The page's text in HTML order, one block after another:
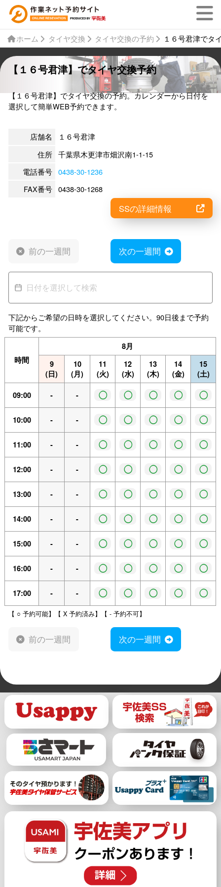
ホーム タイヤ交換 タイヤ交換の予約 １６号君津でタ
【１６号君津】でタイヤ交換予約
【１６号君津】でタイヤ交換の予約。カレンダーから日付を
選択して簡単WEB予約できます。
店舗名
１６号君津
住所 千葉県木更津市畑沢南1-1-15
電話番号 0438-30-1236
FAX番号 0438-30-1268
SSの詳細情報
前の一週間 次の一週間
下記からご希望の日時を選択してください。90日後まで予約
可能です。
時間
8月
9
(日)
10
(月)
11
(火)
12
(水)
13
(木)
14
(金)
15
(土)
09:00 - - ◯ ◯ ◯ ◯ ◯
10:00 - - ◯ ◯ ◯ ◯ ◯
11:00 - - ◯ ◯ ◯ ◯ ◯
12:00 - - ◯ ◯ ◯ ◯ ◯
13:00 - - ◯ ◯ ◯ ◯ ◯
14:00 - - ◯ ◯ ◯ ◯ ◯
15:00 - - ◯ ◯ ◯ ◯ ◯
16:00 - - ◯ ◯ ◯ ◯ ◯
17:00 - - ◯ ◯ ◯ ◯ ◯
【 ○ 予約可能】【 X 予約済み】【 - 予約不可】
前の一週間 次の一週間